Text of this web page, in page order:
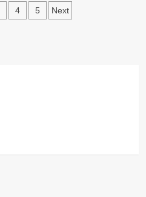
4 5 Next